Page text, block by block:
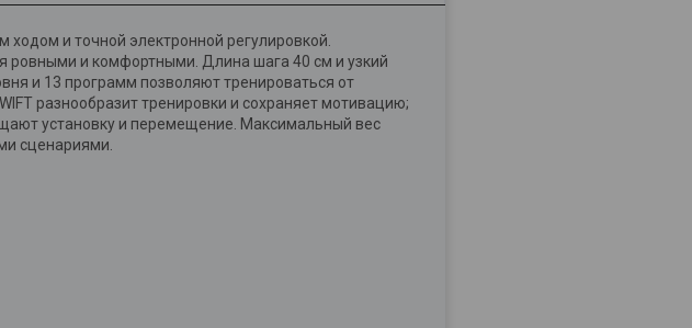
и точной электронной регулировкой.
ровными и комфортными. Длина шага 40 см и узкий
и 13 программ позволяют тренироваться от
разнообразит тренировки и сохраняет мотивацию;
установку и перемещение. Максимальный вес
сценариями.